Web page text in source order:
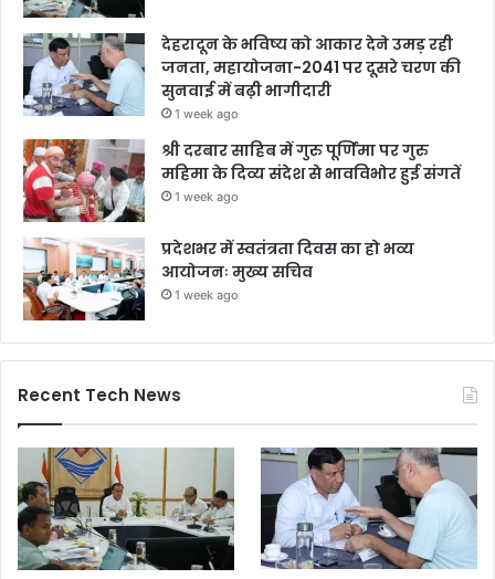
देहरादून के भविष्य को आकार देने उमड़ रही
जनता, महायोजना-2041 पर दूसरे चरण की
सुनवाई में बढ़ी भागीदारी
1 week ago
श्री दरबार साहिब में गुरु पूर्णिमा पर गुरु
महिमा के दिव्य संदेश से भावविभोर हुई संगतें
1 week ago
प्रदेशभर में स्वतंत्रता दिवस का हो भव्य
आयोजनः मुख्य सचिव
1 week ago
Recent Tech News